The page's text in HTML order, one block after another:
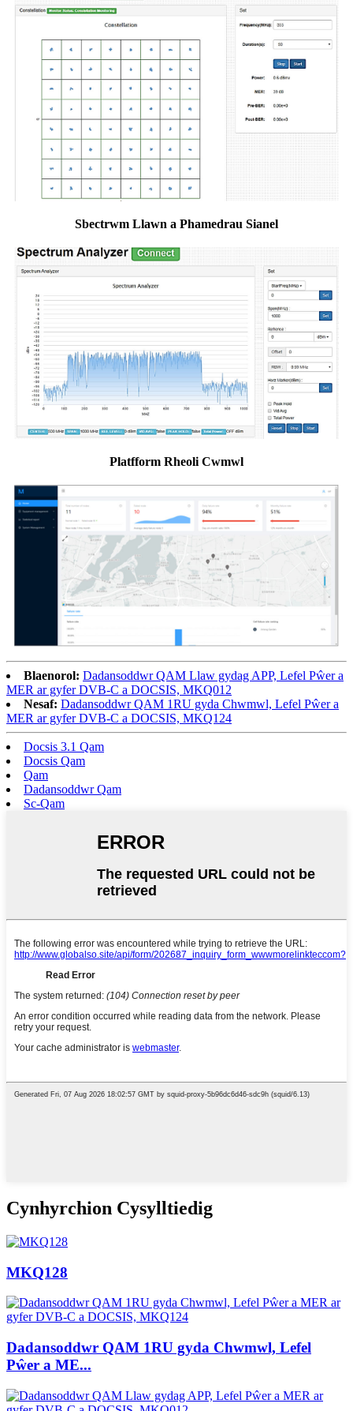
Sbectrwm Llawn a Phamedrau Sianel
Platfform Rheoli Cwmwl
Blaenorol: Dadansoddwr QAM Llaw gydag APP, Lefel Pŵer a
MER ar gyfer DVB-C a DOCSIS, MKQ012
Nesaf: Dadansoddwr QAM 1RU gyda Chwmwl, Lefel Pŵer a
MER ar gyfer DVB-C a DOCSIS, MKQ124
Docsis 3.1 Qam
Docsis Qam
Qam
Dadansoddwr Qam
Sc-Qam
Cynhyrchion Cysylltiedig
MKQ128
Dadansoddwr QAM 1RU gyda Chwmwl, Lefel
Pŵer a ME...